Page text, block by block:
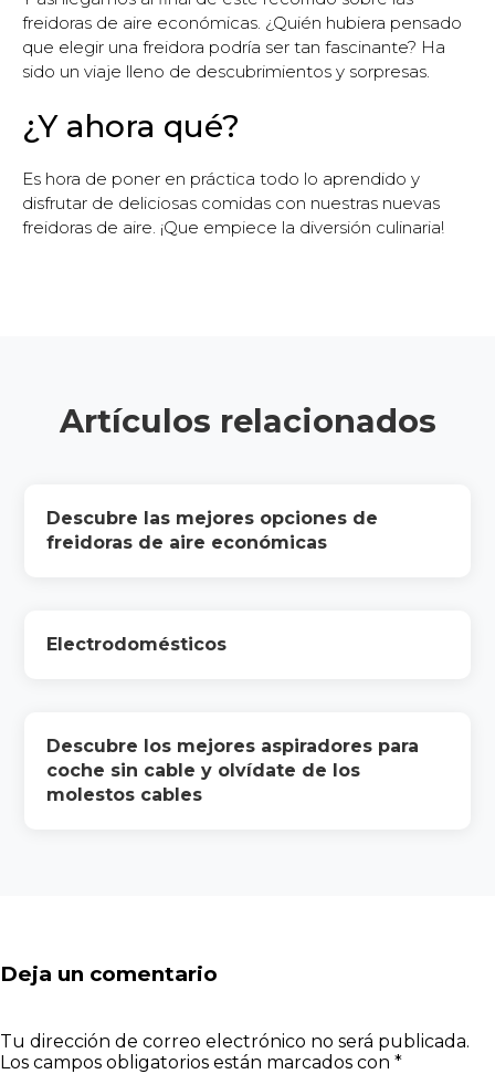
freidoras de aire económicas. ¿Quién hubiera pensado
que elegir una freidora podría ser tan fascinante? Ha
sido un viaje lleno de descubrimientos y sorpresas.
¿Y ahora qué?
Es hora de poner en práctica todo lo aprendido y
disfrutar de deliciosas comidas con nuestras nuevas
freidoras de aire. ¡Que empiece la diversión culinaria!
Artículos relacionados
Descubre las mejores opciones de
freidoras de aire económicas
Electrodomésticos
Descubre los mejores aspiradores para
coche sin cable y olvídate de los
molestos cables
Deja un comentario
Tu dirección de correo electrónico no será publicada.
Los campos obligatorios están marcados con *